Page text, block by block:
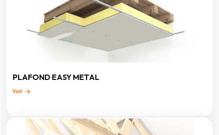
PLAFOND EASY METAL
Voir